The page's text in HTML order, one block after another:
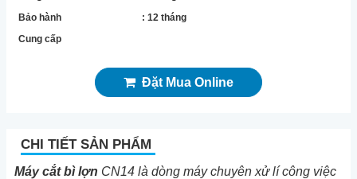
Bảo hành
: 12 tháng
Cung cấp
Đặt Mua Online
CHI TIẾT SẢN PHẨM
Máy cắt bì lợn CN14 là dòng máy chuyên xử lí công việc